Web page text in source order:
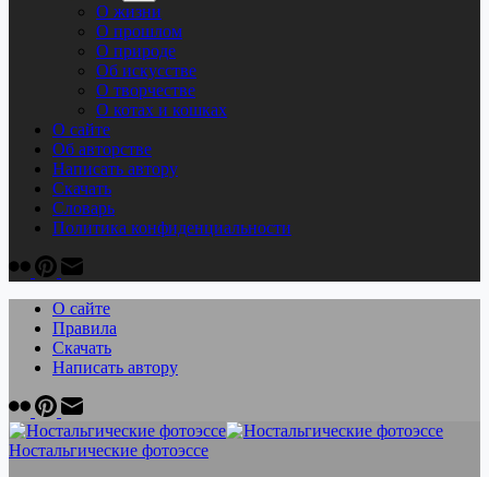
О жизни
О прошлом
О природе
Об искусстве
О творчестве
О котах и кошках
О сайте
Об авторстве
Написать автору
Скачать
Cловарь
Политика конфиденциальности
О сайте
Правила
Скачать
Написать автору
Ностальгические фотоэссе